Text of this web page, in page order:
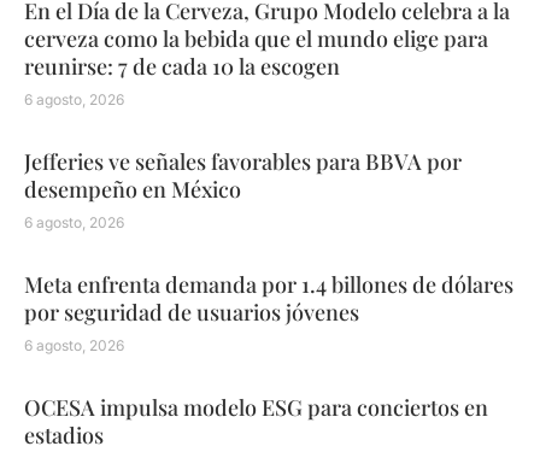
En el Día de la Cerveza, Grupo Modelo celebra a la
cerveza como la bebida que el mundo elige para
reunirse: 7 de cada 10 la escogen
6 agosto, 2026
Jefferies ve señales favorables para BBVA por
desempeño en México
6 agosto, 2026
Meta enfrenta demanda por 1.4 billones de dólares
por seguridad de usuarios jóvenes
6 agosto, 2026
OCESA impulsa modelo ESG para conciertos en
estadios